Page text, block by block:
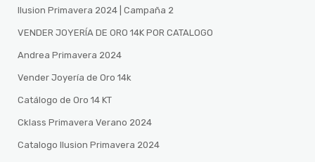
Ilusion Primavera 2024 | Campaña 2
VENDER JOYERÍA DE ORO 14K POR CATALOGO
Andrea Primavera 2024
Vender Joyería de Oro 14k
Catálogo de Oro 14 KT
Cklass Primavera Verano 2024
Catalogo Ilusion Primavera 2024